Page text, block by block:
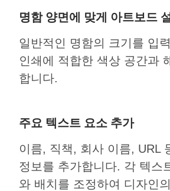
명함 양면에 맞게 아트보드
일반적인 명함의 크기를 입
인쇄에 적합한 색상 공간과
합니다.
주요 텍스트 요소 추가
이름, 직책, 회사 이름, URL
정보를 추가합니다. 각 텍스
와 배치를 조정하여 디자인